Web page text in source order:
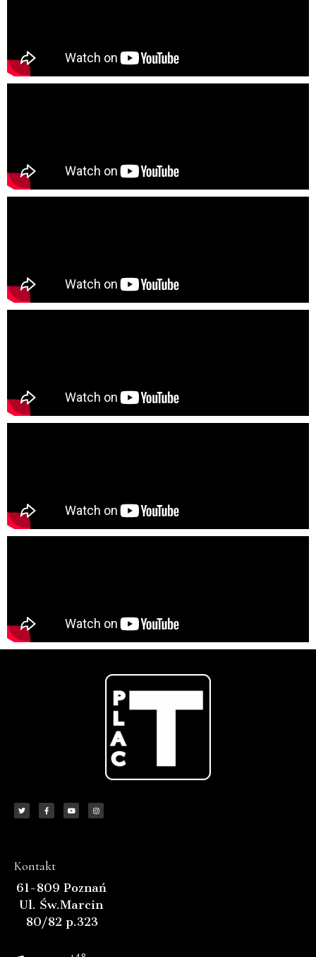
Kontakt
61-809 Poznań
Ul. Św.Marcin
80/82 p.323